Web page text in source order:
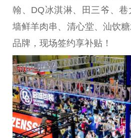
翰、DQ冰淇淋、田三爷、
墙鲜羊肉串、清心堂、汕饮
品牌，现场签约享补贴！